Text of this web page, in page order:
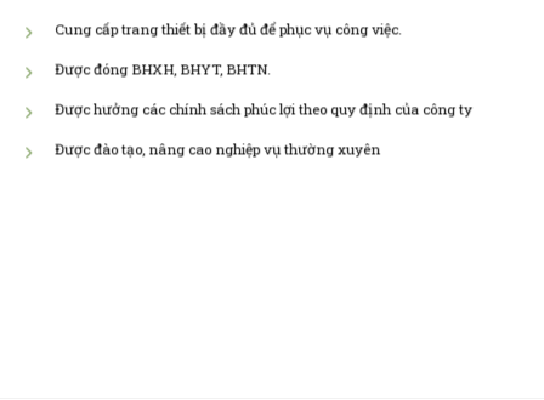
Cung cấp trang thiết bị đầy đủ để phục vụ công việc.
Được đóng BHXH, BHYT, BHTN.
Được hưởng các chính sách phúc lợi theo quy định của công ty
Được đào tạo, nâng cao nghiệp vụ thường xuyên